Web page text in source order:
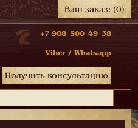
Ваш заказ:(0)
+7 988 500 49 38
Viber / Whatsapp
Получить консультацию